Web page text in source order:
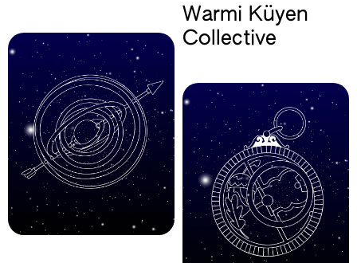
Warmi Küyen
Collective